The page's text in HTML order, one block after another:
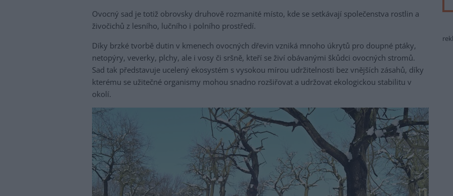
Ovocný sad je totiž obrovsky druhově rozmanité místo, kde se setkávají společenstva rostlin a
živočichů z lesního, lučního i polního prostředí.
Díky brzké tvorbě dutin v kmenech ovocných dřevin vzniká mnoho úkrytů pro doupné ptáky,
netopýry, veverky, plchy, ale i vosy či sršně, kteří se živí obávanými škůdci ovocných stromů.
Sad tak představuje ucelený ekosystém s vysokou mírou udržitelnosti bez vnějších zásahů, díky
kterému se užitečné organismy mohou snadno rozšiřovat a udržovat ekologickou stabilitu v
okolí.